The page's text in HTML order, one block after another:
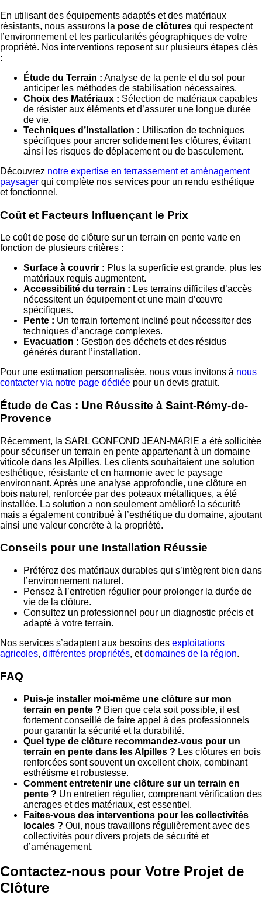
En utilisant des équipements adaptés et des matériaux
résistants, nous assurons la pose de clôtures qui respectent
l’environnement et les particularités géographiques de votre
propriété. Nos interventions reposent sur plusieurs étapes clés
:
Étude du Terrain : Analyse de la pente et du sol pour
anticiper les méthodes de stabilisation nécessaires.
Choix des Matériaux : Sélection de matériaux capables
de résister aux éléments et d’assurer une longue durée
de vie.
Techniques d’Installation : Utilisation de techniques
spécifiques pour ancrer solidement les clôtures, évitant
ainsi les risques de déplacement ou de basculement.
Découvrez notre expertise en terrassement et aménagement
paysager qui complète nos services pour un rendu esthétique
et fonctionnel.
Coût et Facteurs Influençant le Prix
Le coût de pose de clôture sur un terrain en pente varie en
fonction de plusieurs critères :
Surface à couvrir : Plus la superficie est grande, plus les
matériaux requis augmentent.
Accessibilité du terrain : Les terrains difficiles d’accès
nécessitent un équipement et une main d’œuvre
spécifiques.
Pente : Un terrain fortement incliné peut nécessiter des
techniques d’ancrage complexes.
Evacuation : Gestion des déchets et des résidus
générés durant l’installation.
Pour une estimation personnalisée, nous vous invitons à nous
contacter via notre page dédiée pour un devis gratuit.
Étude de Cas : Une Réussite à Saint-Rémy-de-
Provence
Récemment, la SARL GONFOND JEAN-MARIE a été sollicitée
pour sécuriser un terrain en pente appartenant à un domaine
viticole dans les Alpilles. Les clients souhaitaient une solution
esthétique, résistante et en harmonie avec le paysage
environnant. Après une analyse approfondie, une clôture en
bois naturel, renforcée par des poteaux métalliques, a été
installée. La solution a non seulement amélioré la sécurité
mais a également contribué à l’esthétique du domaine, ajoutant
ainsi une valeur concrète à la propriété.
Conseils pour une Installation Réussie
Préférez des matériaux durables qui s’intègrent bien dans
l’environnement naturel.
Pensez à l’entretien régulier pour prolonger la durée de
vie de la clôture.
Consultez un professionnel pour un diagnostic précis et
adapté à votre terrain.
Nos services s’adaptent aux besoins des exploitations
agricoles, différentes propriétés, etdomaines de la région.
FAQ
Puis-je installer moi-même une clôture sur mon
terrain en pente ? Bien que cela soit possible, il est
fortement conseillé de faire appel à des professionnels
pour garantir la sécurité et la durabilité.
Quel type de clôture recommandez-vous pour un
terrain en pente dans les Alpilles ? Les clôtures en bois
renforcées sont souvent un excellent choix, combinant
esthétisme et robustesse.
Comment entretenir une clôture sur un terrain en
pente ? Un entretien régulier, comprenant vérification des
ancrages et des matériaux, est essentiel.
Faites-vous des interventions pour les collectivités
locales ? Oui, nous travaillons régulièrement avec des
collectivités pour divers projets de sécurité et
d’aménagement.
Contactez-nous pour Votre Projet de
Clôture